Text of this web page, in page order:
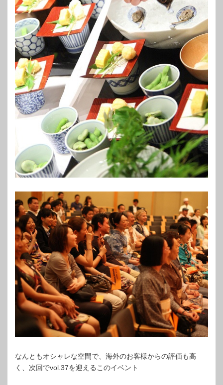
なんともオシャレな空間で、海外のお客様からの評価も高
く、次回でvol.37を迎えるこのイベント